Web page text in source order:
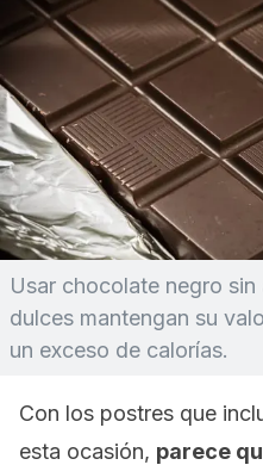
Usar chocolate negro
dulces mantengan su
un exceso de calorías.
Con los postres que
esta ocasión, parece